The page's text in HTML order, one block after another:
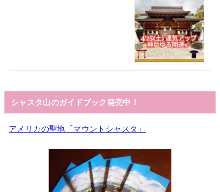
シャスタ山のガイドブック発売中！
アメリカの聖地「マウントシャスタ」